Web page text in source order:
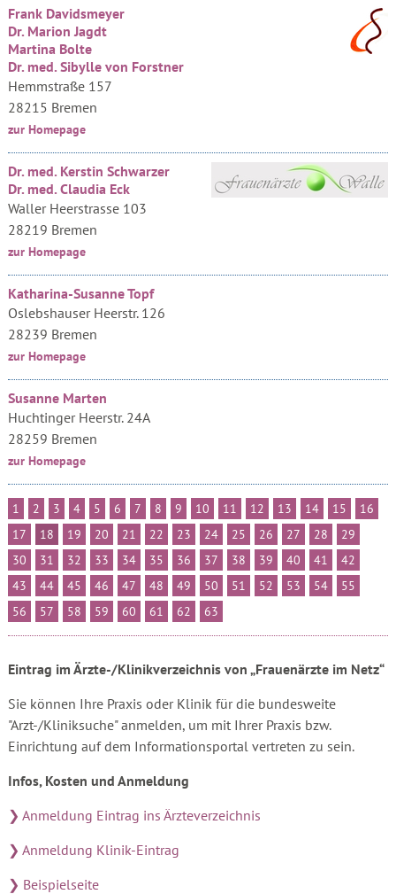
Frank Davidsmeyer
Dr. Marion Jagdt
Martina Bolte
Dr. med. Sibylle von Forstner
Hemmstraße 157
28215 Bremen
zur Homepage
Dr. med. Kerstin Schwarzer
Dr. med. Claudia Eck
Waller Heerstrasse 103
28219 Bremen
zur Homepage
Katharina-Susanne Topf
Oslebshauser Heerstr. 126
28239 Bremen
zur Homepage
Susanne Marten
Huchtinger Heerstr. 24A
28259 Bremen
zur Homepage
1 2 3 4 5 6 7 8 9 10 11 12 13 14 15
16
17
18 19 20 21 22 23 24 25 26 27 28
29
30
31 32 33 34 35 36 37 38 39 40 41
42
43
44 45 46 47 48 49 50 51 52 53 54
55
56
57 58 59 60 61 62 63
Eintrag im Ärzte-/Klinikverzeichnis von „Frauenärzte im Netz“
Sie können Ihre Praxis oder Klinik für die bundesweite
"Arzt-/Kliniksuche" anmelden, um mit Ihrer Praxis bzw.
Einrichtung auf dem Informationsportal vertreten zu sein.
Infos, Kosten und Anmeldung
❯ Anmeldung Eintrag ins Ärzteverzeichnis
❯ Anmeldung Klinik-Eintrag
❯ Beispielseite